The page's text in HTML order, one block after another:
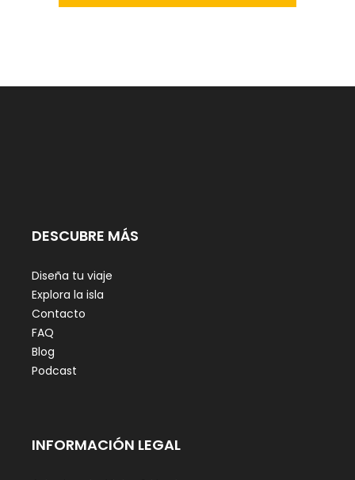
DESCUBRE MÁS
Diseña tu viaje
Explora la isla
Contacto
FAQ
Blog
Podcast
INFORMACIÓN LEGAL